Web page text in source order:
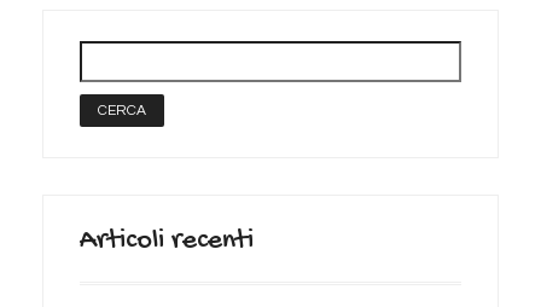
Articoli recenti